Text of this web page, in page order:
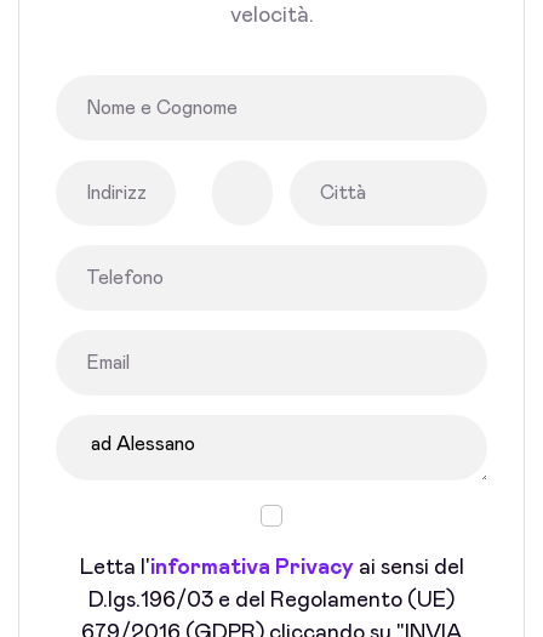
velocità.
Letta l'informativa Privacyai sensi del
D.lgs.196/03 e del Regolamento (UE)